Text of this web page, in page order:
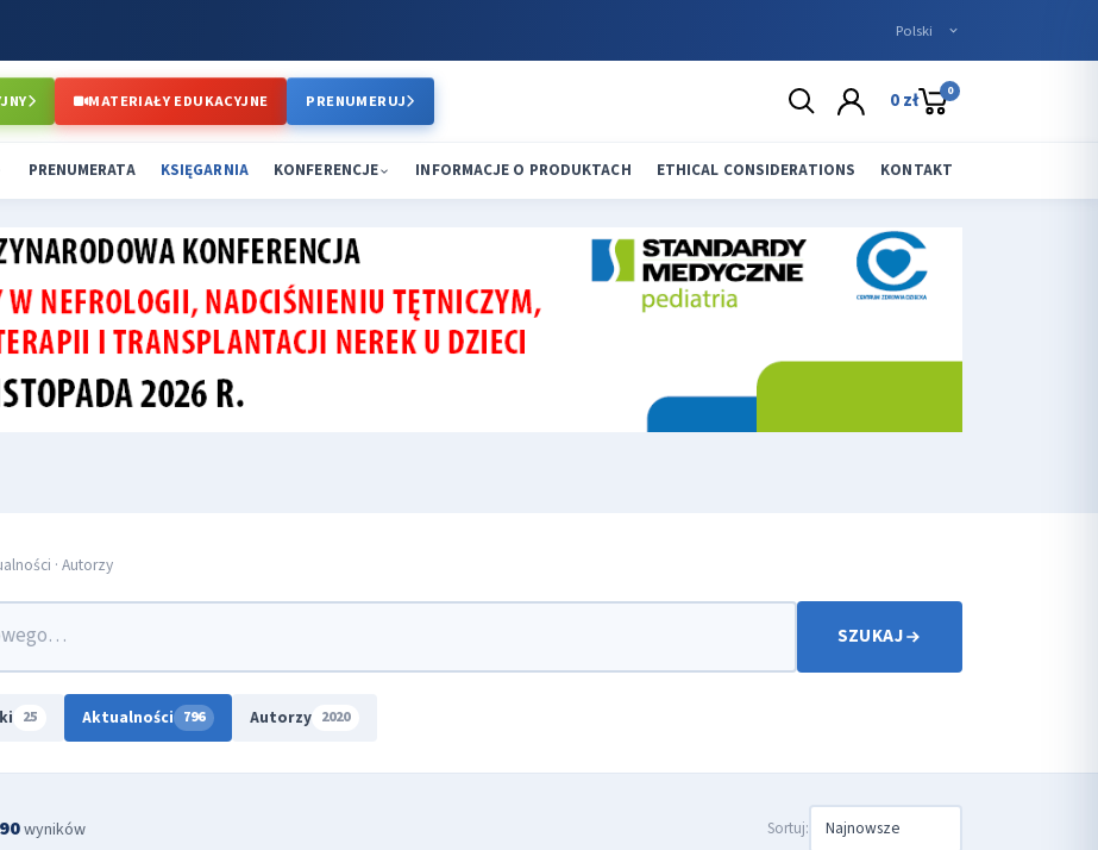
MATERIAŁY EDUKACYJNE PRENUMERUJ 0 zł 0
PRENUMERATA KSIĘGARNIA KONFERENCJE INFORMACJE O PRODUKTACH ETHICAL CONSIDERATIONS KONTAKT
· Autorzy
SZUKAJ
25 Aktualności 796 Autorzy 2020
wyników Sortuj: